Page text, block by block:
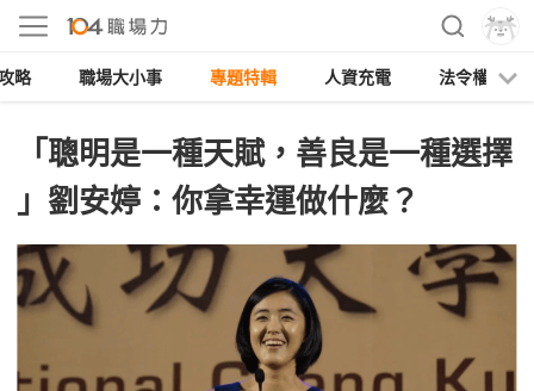
略 職場大小事 專題特輯 人資充電 法令權益
「聰明是一種天賦，善良是一種選擇
」劉安婷：你拿幸運做什麼？